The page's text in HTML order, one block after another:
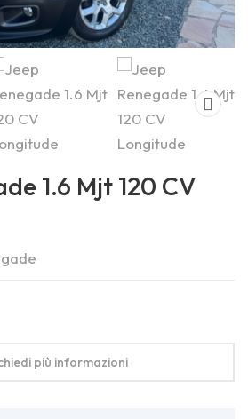
1.6 Mjt 120 CV
più informazioni